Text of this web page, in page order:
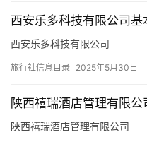
西安乐多科技有限公司
西安乐多科技有限公司
旅行社信息目录 2025年5月30日
陕西禧瑞酒店管理有限
陕西禧瑞酒店管理有限公司